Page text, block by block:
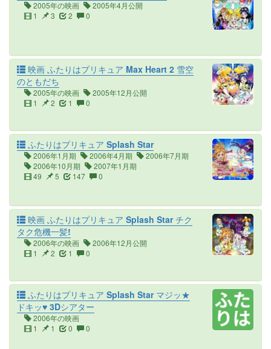
2005年の映画
2005年4月公開
1
3 2 0
映画 ふたりはプリキュア Max Heart 2 雪空
のともだち
2005年の映画
2005年12月公開
1
2 1 0
ふたりはプリキュア Splash Star
2006年1月期 2006年4月期
2006年7月期
2006年10月期
2007年1月期
49
5 147 0
映画 ふたりはプリキュア Splash Star チク
タク危機一髪!
2006年の映画
2006年12月公開
1
2 1 0
ふたりはプリキュア Splash Star マジッ★
ドキッ♥ 3Dシアター
2006年の映画
1
1 0 0